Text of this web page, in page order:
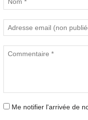
Me notifier l'arrivée de